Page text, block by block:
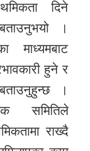
दिने
।
माध्यमबाट
हुने र
।
समितिले
राख्दै